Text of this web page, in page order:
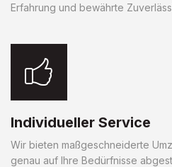
Erfahrung und bewährte
Individueller Service
Wir bieten maßgeschneiderte
genau auf Ihre Bedürfnisse